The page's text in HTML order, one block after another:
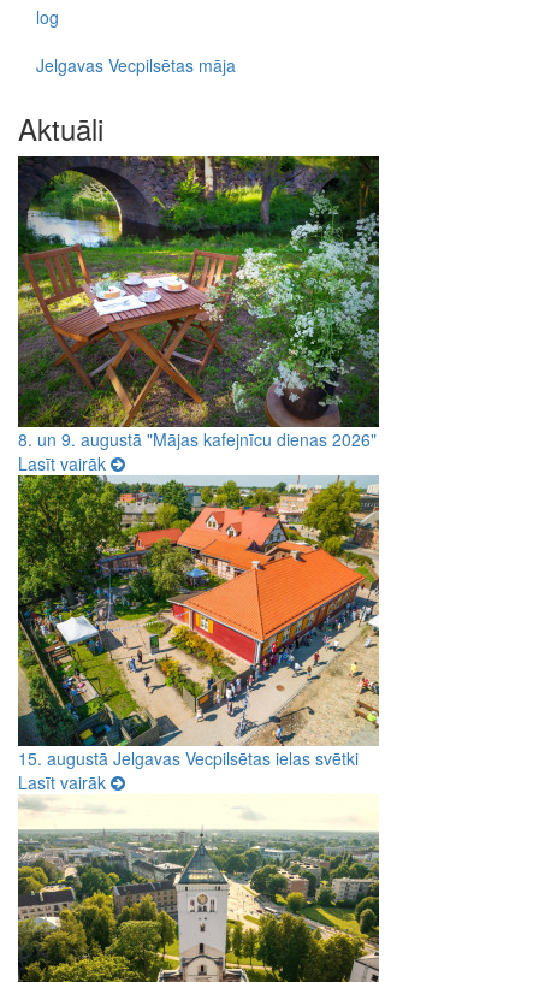
log
Jelgavas Vecpilsētas māja
Aktuāli
8. un 9. augustā "Mājas kafejnīcu dienas 2026"
Lasīt vairāk
15. augustā Jelgavas Vecpilsētas ielas svētki
Lasīt vairāk